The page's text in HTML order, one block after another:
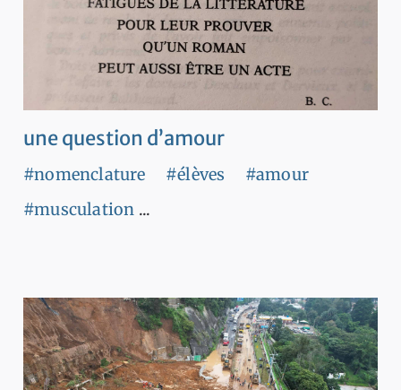
une question d’amour
#nomenclature #élèves
#amour
#musculation ...